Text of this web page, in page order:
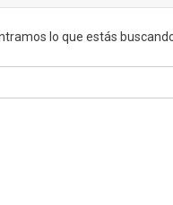
lo que estás